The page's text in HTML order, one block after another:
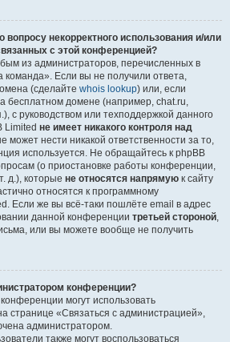
некорректного использования и/или
с этой конференцией?
из администраторов, перечисленных в
Если вы не получили ответа,
(сделайте whois lookup) или, если
бесплатном домене (например, chat.ru,
с руководством или техподдержкой данного
Limited не имеет никакого контроля над
может нести никакой ответственности за то,
используется. Не обращайтесь к phpBB
(о приостановке работы конференции,
д.), которые не относятся напрямую к сайту
относятся к программному
Если же вы всё-таки пошлёте email в адрес
данной конференции третьей стороной,
или вы можете вообще не получить
конференции?
могут использовать
странице «Связаться с администрацией»,
администратором.
также могут воспользоваться